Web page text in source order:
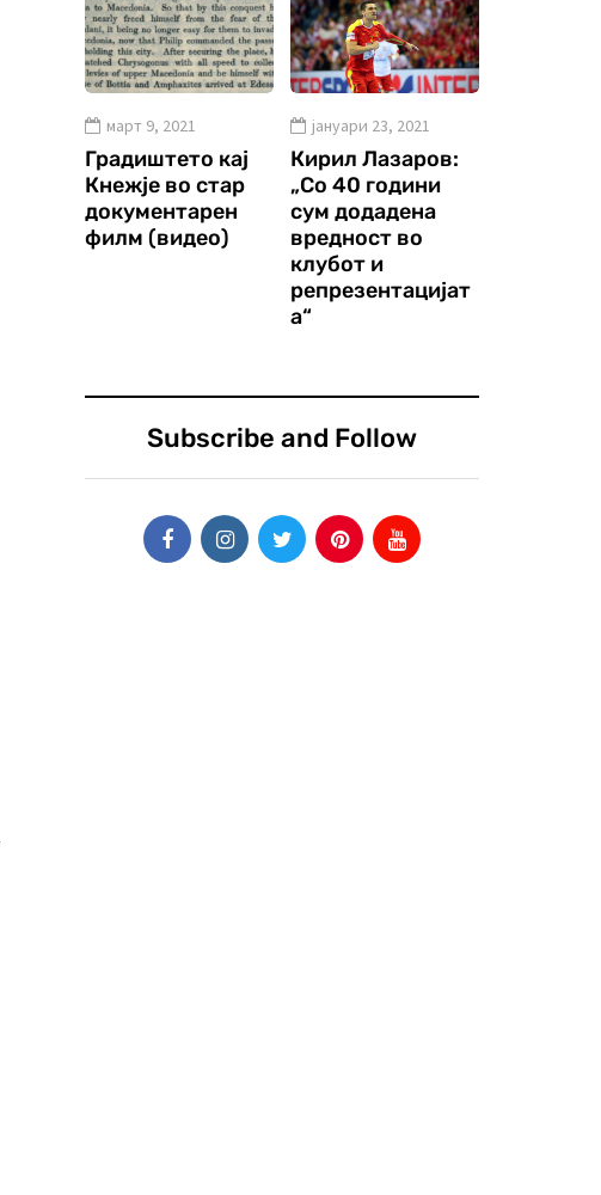
март 9, 2021
Градиштето кај
Кнежје во стар
документарен
филм (видео)
јануари 23, 2021
Кирил Лазаров:
„Со 40 години
сум додадена
вредност во
клубот и
репрезентацијат
а“
Subscribe and Follow